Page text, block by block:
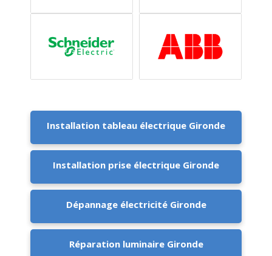
Installation tableau électrique Gironde
Installation prise électrique Gironde
Dépannage électricité Gironde
Réparation luminaire Gironde